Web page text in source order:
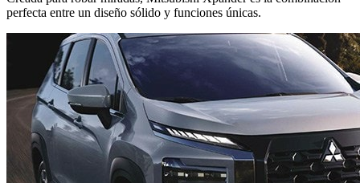
perfecta entre un diseño sólido y funciones únicas.